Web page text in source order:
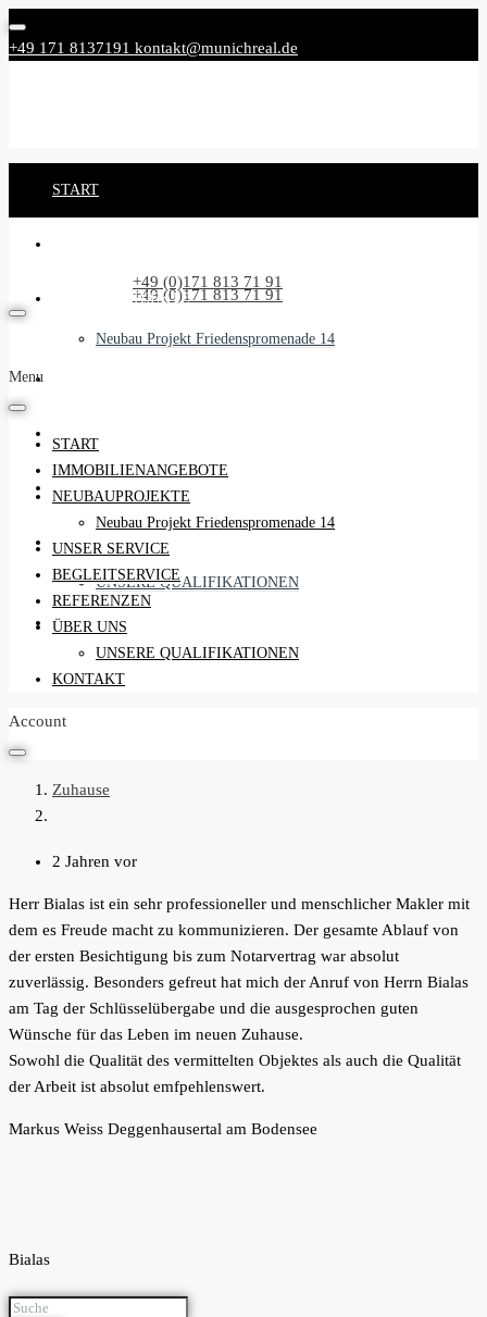
+49 171 8137191 kontakt@munichreal.de
Rufen Sie uns an: +49 (0)171 813 71 91
START
NEUBAUPROJEKTE
Neubau Projekt Friedenspromenade 14
REFERENZEN
ÜBER UNS
UNSERE QUALIFIKATIONEN
KONTAKT
+49 (0)171 813 71 91
Menu
START
IMMOBILIENANGEBOTE
NEUBAUPROJEKTE
Neubau Projekt Friedenspromenade 14
UNSER SERVICE
BEGLEITSERVICE
REFERENZEN
ÜBER UNS
UNSERE QUALIFIKATIONEN
KONTAKT
Account
Zuhause
2 Jahren vor
Herr Bialas ist ein sehr professioneller und menschlicher Makler mit
dem es Freude macht zu kommunizieren. Der gesamte Ablauf von
der ersten Besichtigung bis zum Notarvertrag war absolut
zuverlässig. Besonders gefreut hat mich der Anruf von Herrn Bialas
am Tag der Schlüsselübergabe und die ausgesprochen guten
Wünsche für das Leben im neuen Zuhause.
Sowohl die Qualität des vermittelten Objektes als auch die Qualität
der Arbeit ist absolut emfpehlenswert.
Markus Weiss Deggenhausertal am Bodensee
Bialas